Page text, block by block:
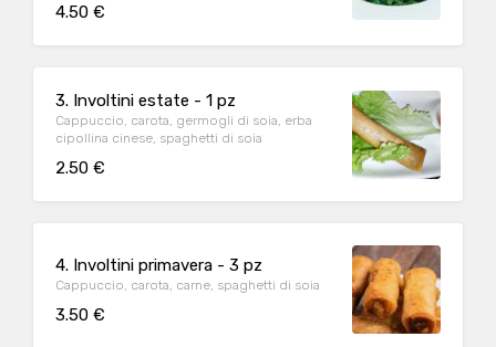
4.50 €
3. Involtini estate - 1 pz
Cappuccio, carota, germogli di soia, erba
cipollina cinese, spaghetti di soia
2.50 €
4. Involtini primavera - 3 pz
Cappuccio, carota, carne, spaghetti di soia
3.50 €